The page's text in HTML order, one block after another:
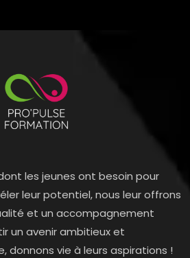
les jeunes ont besoin pour
leur potentiel, nous leur offrons
et un accompagnement
un avenir ambitieux et
donnons vie à leurs aspirations !